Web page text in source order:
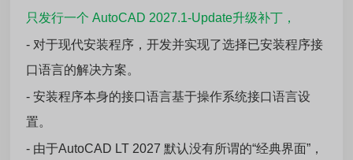
只发行一个 AutoCAD 2027.1-Update升级补丁，
- 对于现代安装程序，开发并实现了选择已安装程序接
口语言的解决方案。
- 安装程序本身的接口语言基于操作系统接口语言设
置。
- 由于AutoCAD LT 2027 默认没有所谓的“经典界面”，